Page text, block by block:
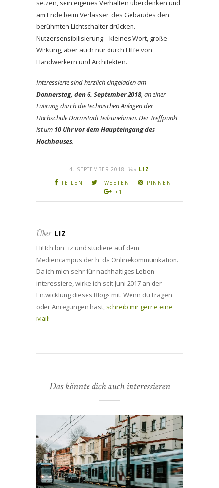
setzen, sein eigenes Verhalten überdenken und
am Ende beim Verlassen des Gebäudes den
berühmten Lichtschalter drücken.
Nutzersensibilisierung – kleines Wort, große
Wirkung, aber auch nur durch Hilfe von
Handwerkern und Architekten.
Interessierte sind herzlich eingeladen am
Donnerstag, den 6. September 2018, an einer
Führung durch die technischen Anlagen der
Hochschule Darmstadt teilzunehmen. Der Treffpunkt
ist um 10 Uhrvor dem Haupteingang des
Hochhauses.
4. SEPTEMBER 2018 Von LIZ
TEILEN
TWEETEN
PINNEN
+1
Über LIZ
Hi! Ich bin Liz und studiere auf dem
Mediencampus der h_da Onlinekommunikation.
Da ich mich sehr für nachhaltiges Leben
interessiere, wirke ich seit Juni 2017 an der
Entwicklung dieses Blogs mit. Wenn du Fragen
oder Anregungen hast, schreib mir gerne eine
Mail!
Das könnte dich auch interessieren